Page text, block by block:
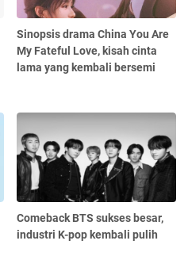
Sinopsis drama China You Are
My Fateful Love, kisah cinta
lama yang kembali bersemi
Comeback BTS sukses besar,
industri K-pop kembali pulih